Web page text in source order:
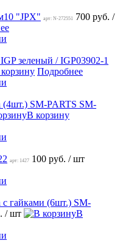
"JPX" арт: N-272551 700 руб. /
зеленый / IGP03902-1
Подробнее
(4шт.) SM-PARTS SM-
В корзину
арт: 1427 100 руб. / шт
с гайками (6шт.) SM-
/ шт
В